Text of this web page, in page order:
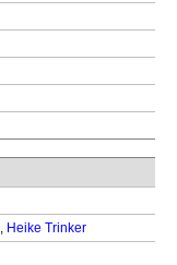
Heike Trinker